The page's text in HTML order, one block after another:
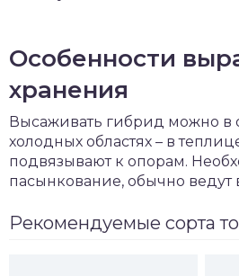
Особенности
хранения
Высаживать гибрид можно в
холодных областях – в
подвязывают к опорам.
пасынкование, обычно ведут
Рекомендуемые сорта